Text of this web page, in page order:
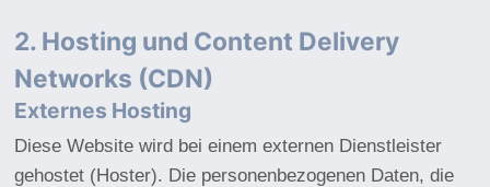
2. Hosting und Content Delivery
Networks (CDN)
Externes Hosting
Diese Website wird bei einem externen Dienstleister
gehostet (Hoster). Die personenbezogenen Daten, die